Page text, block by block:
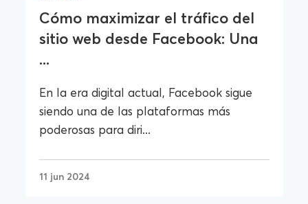
Cómo maximizar el tráfico del
sitio web desde Facebook: Una
...
En la era digital actual, Facebook sigue
siendo una de las plataformas más
poderosas para diri...
11 jun 2024